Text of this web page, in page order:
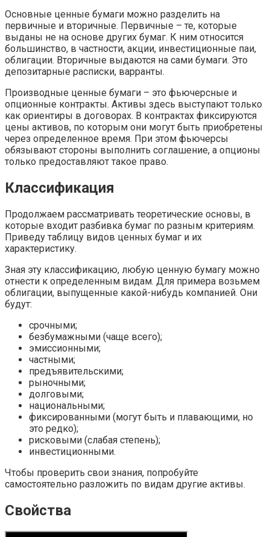
Основные ценные бумаги можно разделить на
первичные и вторичные. Первичные – те, которые
выданы не на основе других бумаг. К ним относится
большинство, в частности, акции, инвестиционные паи,
облигации. Вторичные выдаются на сами бумаги. Это
депозитарные расписки, варранты.
Производные ценные бумаги – это фьючерсные и
опционные контракты. Активы здесь выступают только
как ориентиры в договорах. В контрактах фиксируются
цены активов, по которым они могут быть приобретены
через определенное время. При этом фьючерсы
обязывают стороны выполнить соглашение, а опционы
только предоставляют такое право.
Классификация
Продолжаем рассматривать теоретические основы, в
которые входит разбивка бумаг по разным критериям.
Приведу таблицу видов ценных бумаг и их
характеристику.
Зная эту классификацию, любую ценную бумагу можно
отнести к определенным видам. Для примера возьмем
облигации, выпущенные какой-нибудь компанией. Они
будут:
срочными;
безбумажными (чаще всего);
эмиссионными;
частными;
предъявительскими;
рыночными;
долговыми;
национальными;
фиксированными (могут быть и плавающими, но
это редко);
рисковыми (слабая степень);
инвестиционными.
Чтобы проверить свои знания, попробуйте
самостоятельно разложить по видам другие активы.
Свойства